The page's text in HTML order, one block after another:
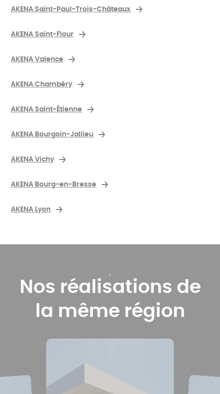
AKENA Saint-Paul-Trois-Châteaux
AKENA Saint-Flour
AKENA Valence
AKENA Chambéry
AKENA Saint-Étienne
AKENA Bourgoin-Jallieu
AKENA Vichy
AKENA Bourg-en-Bresse
AKENA Lyon
Nos réalisations de
la même région